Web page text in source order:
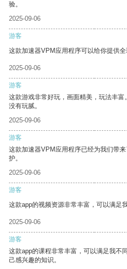
验。
2025-09-06
游客
这款加速器VPM应用程序可以给你提供全
2025-09-06
游客
这款游戏非常好玩，画面精美，玩法丰
没有玩腻。
2025-09-06
游客
这款加速器VPM应用程序已经为我们带
护。
2025-09-06
游客
这款app的视频资源非常丰富，可以满足
2025-09-06
游客
这款app的课程非常丰富，可以满足我不
己感兴趣的知识。